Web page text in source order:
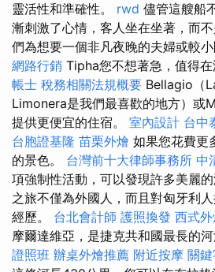
靈活性和準確性。 rwd 儘管這艘船
漸刺激了心情，客人坐在坐著，而
們為想要一個非凡夜晚的夫婦或較小
網路行銷 Tipha您不想著急，值得在
帳士 稅務相關法規概要 Bellagio（
Limonera是我們最喜歡的地方）或
提供更便宜的住宿。 室內設計 台中
台胞證基隆 苗栗外燴 如果您花費更
的景色。 台灣前十大律師事務所 中
項強制性活動，可以發現許多美麗
之旅不僅為外國​​人，而且對匈牙利
經歷。 台北會計師 護照換發 西式外
摩爾達維亞，是捷克共和國最長的河
證照班 辦桌外燴推薦 附近按摩 關